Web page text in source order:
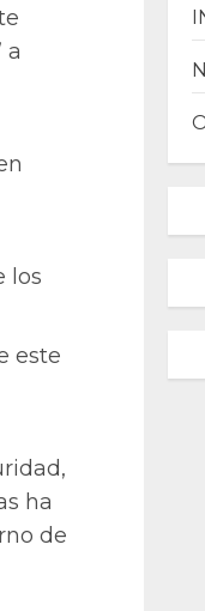
a
los
este
ha
de